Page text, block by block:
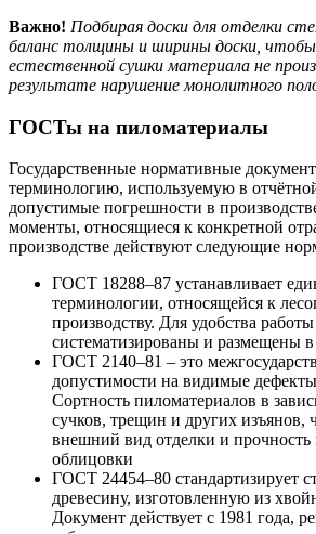
Важно! Подбирая доски для отделки
баланс толщины и ширины доски, чтобы
естественной сушки материала не
результате нарушение монолитного
ГОСТы на пиломатериалы
Государственные нормативные
терминологию, используемую в
допустимые погрешности в
моменты, относящиеся к конкретной
производстве действуют следующие
ГОСТ 18288–87 устанавливает
терминологии, относящейся к
производству. Для удобства
систематизированы и размещены в
ГОСТ 2140–81 – это
допустимости на видимые
Сортность пиломатериалов в
сучков, трещин и других изъянов,
внешний вид отделки и прочность
облицовки
ГОСТ 24454–80 стандартизирует
древесину, изготовленную из
Документ действует с 1981 года,